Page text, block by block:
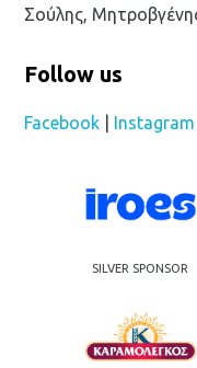
Σούλης,
Follow us
Facebook Instagram
SILVER SPONSOR